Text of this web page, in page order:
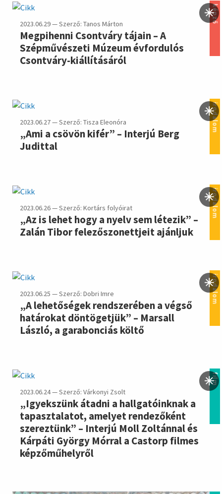
képző
2023.06.29 — Szerző: Tanos Márton
Megpihenni Csontváry tájain – A
Szépművészeti Múzeum évfordulós
Csontváry-kiállításáról
irodalom
2023.06.27 — Szerző: Tisza Eleonóra
„Ami a csövön kifér” – Interjú Berg
Judittal
irodalom
2023.06.26 — Szerző: Kortárs folyóirat
„Az is lehet hogy a nyelv sem létezik” –
Zalán Tibor felezőszonettjeit ajánljuk
irodalom
2023.06.25 — Szerző: Dobri Imre
„A lehetőségek rendszerében a végső
határokat döntögetjük” – Marsall
László, a garabonciás költő
film
2023.06.24 — Szerző: Várkonyi Zsolt
„Igyekszünk átadni a hallgatóinknak a
tapasztalatot, amelyet rendezőként
szereztünk” – Interjú Moll Zoltánnal és
Kárpáti György Mórral a Castorp filmes
képzőműhelyről